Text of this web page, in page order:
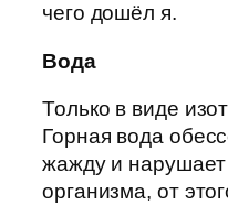
чего дошёл я.
Вода
Только в виде
Горная вода
жажду и
организма, от